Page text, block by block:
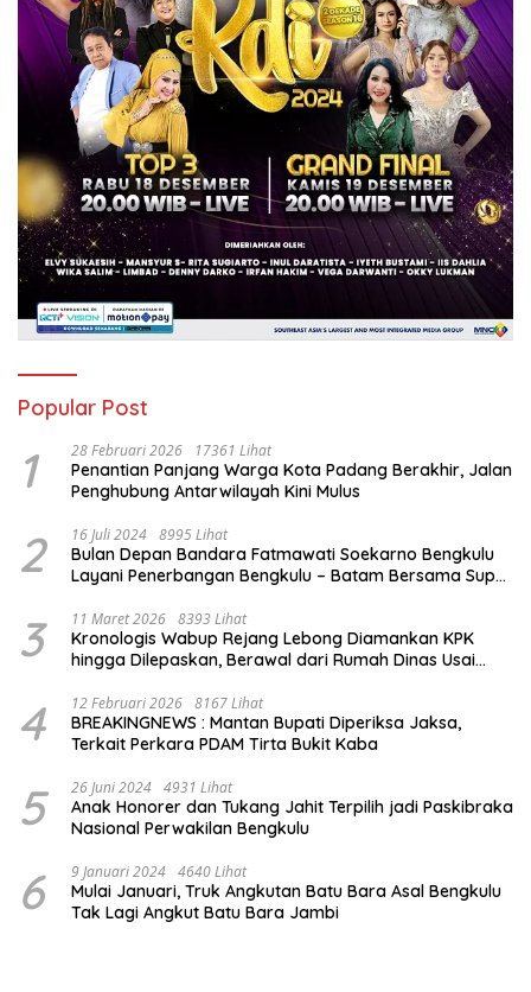
Popular Post
1 28 Februari 2026 17361 Lihat
Penantian Panjang Warga Kota Padang Berakhir, Jalan
Penghubung Antarwilayah Kini Mulus
2 16 Juli 2024 8995 Lihat
Bulan Depan Bandara Fatmawati Soekarno Bengkulu
Layani Penerbangan Bengkulu – Batam Bersama Super
3 11 Maret 2026 8393 Lihat
Kronologis Wabup Rejang Lebong Diamankan KPK
hingga Dilepaskan, Berawal dari Rumah Dinas Usai
4 12 Februari 2026 8167 Lihat
BREAKINGNEWS : Mantan Bupati Diperiksa Jaksa,
Terkait Perkara PDAM Tirta Bukit Kaba
5 26 Juni 2024 4931 Lihat
Anak Honorer dan Tukang Jahit Terpilih jadi Paskibraka
Nasional Perwakilan Bengkulu
6 9 Januari 2024 4640 Lihat
Mulai Januari, Truk Angkutan Batu Bara Asal Bengkulu
Tak Lagi Angkut Batu Bara Jambi